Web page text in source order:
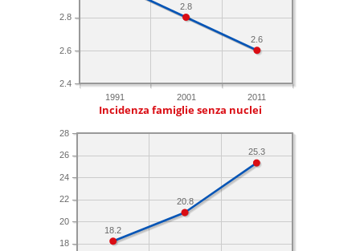
1991 2001 2011
2.4
2.6
2.8
2.6
2.8
Incidenza famiglie senza nuclei
18
20
22
24
26
28
25.3
20.8
18.2